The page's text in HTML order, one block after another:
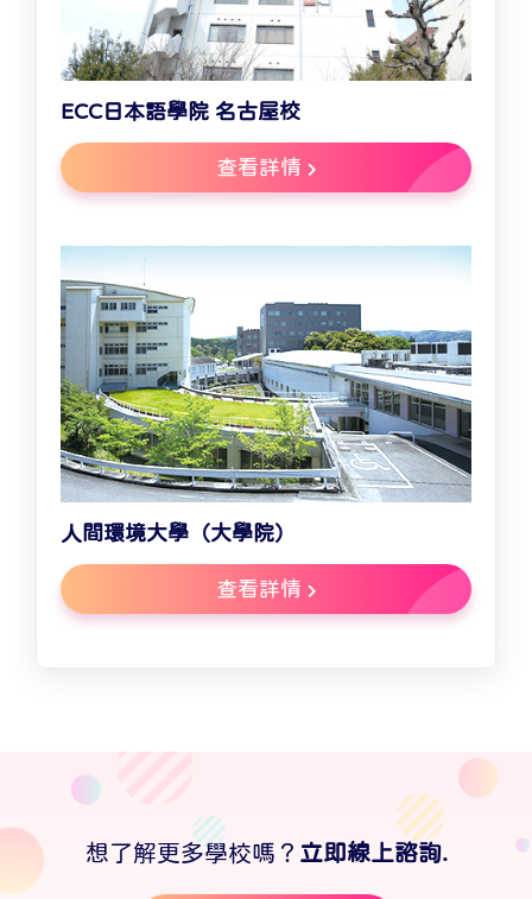
ECC日本語學院 名古屋校
查看詳情
人間環境大學（大學院）
查看詳情
想了解更多學校嗎？ 立即線上諮詢.